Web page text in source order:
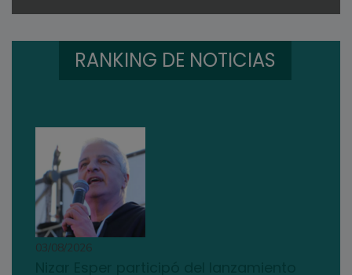
RANKING DE NOTICIAS
03/08/2026